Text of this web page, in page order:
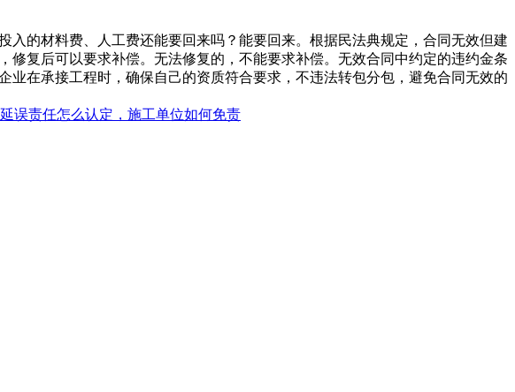
的材料费、人工费还能要回来吗？能要回来。根据民法典规定，合同无效但建
复后可以要求补偿。无法修复的，不能要求补偿。无效合同中约定的违约金条
在承接工程时，确保自己的资质符合要求，不违法转包分包，避免合同无效的
误责任怎么认定，施工单位如何免责